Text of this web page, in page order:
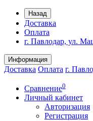
Назад
Доставка
Оплата
г. Павлодар, ул.
Информация
Доставка Оплата г.
Сравнение0
Личный кабинет
Авторизация
Регистрация